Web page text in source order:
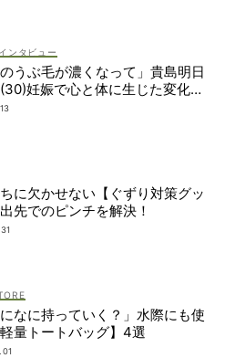
ンタビュー
のうぶ毛が濃くなって」貴島明日
妊娠で心と体に生じた変化も
です」
に欠かせない【ぐずり対策グッ
先でのピンチを解決！
になに持っていく？」水際にも使
量トートバッグ】4選